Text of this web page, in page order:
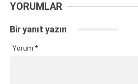
YORUMLAR
Bir yanıt yazın
Yorum *